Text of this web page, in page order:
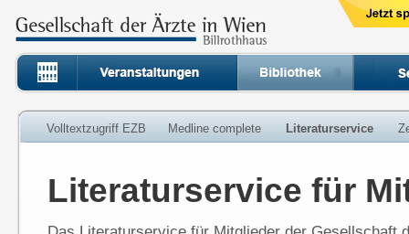
Volltextzugriff EZB Medline complete Literaturservice
Literaturservice für